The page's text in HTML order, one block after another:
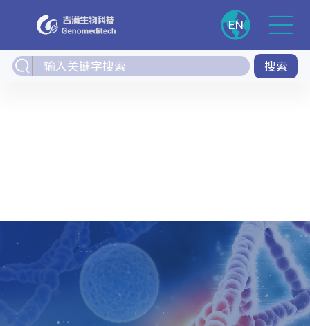
EN
搜索